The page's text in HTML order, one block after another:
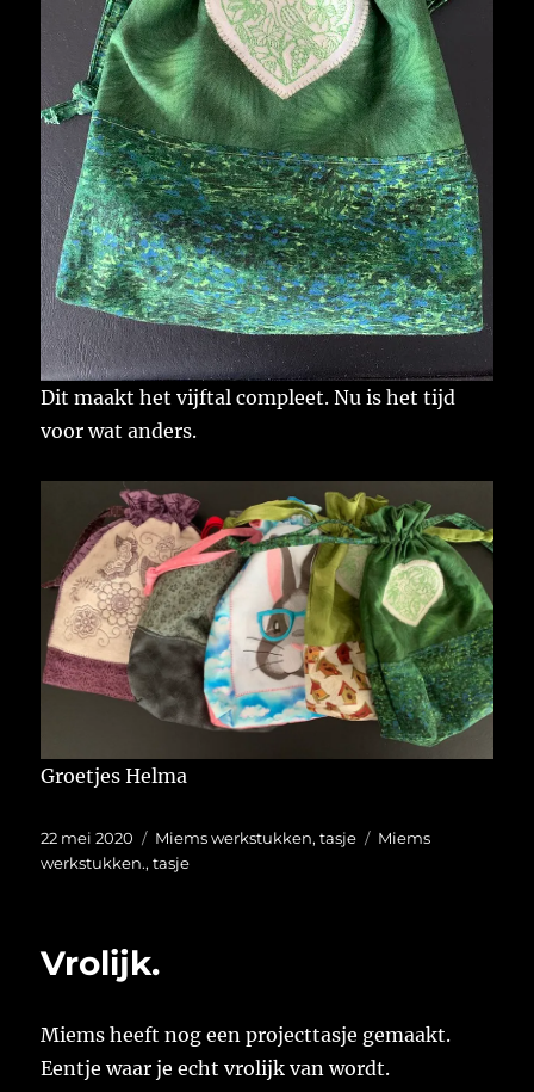
Dit maakt het vijftal compleet. Nu is het tijd
voor wat anders.
Groetjes Helma
Geplaatst
op
22 mei 2020 Categorieën
Miems werkstukken,tasje Tags
Miems
werkstukken.,tasje
Vrolijk.
Miems heeft nog een projecttasje gemaakt.
Eentje waar je echt vrolijk van wordt.